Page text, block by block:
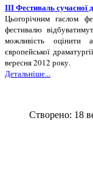
ІІІ Фестиваль
Цьогорічним гаслом
фестивалю
можливість оцінити
європейської
вересня 2012 року.
Детальніше...
Створено: 18